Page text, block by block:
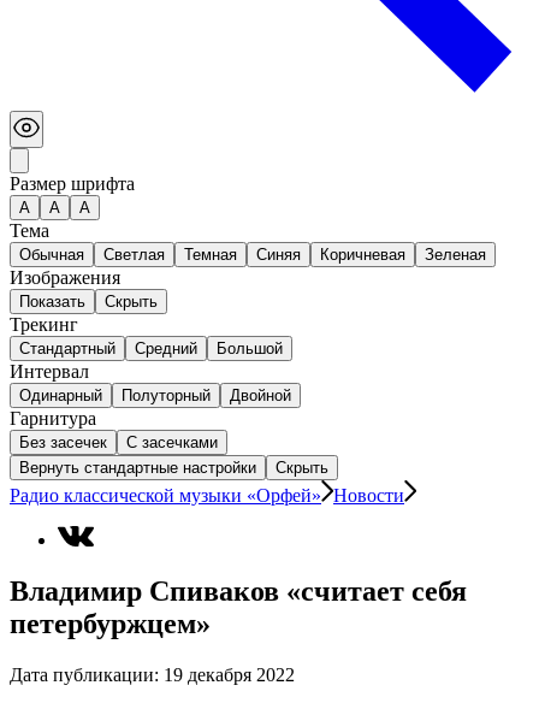
Размер шрифта
А A A
Тема
Обычная Светлая Темная Синяя Коричневая Зеленая
Изображения
Показать Скрыть
Трекинг
Стандартный Средний Большой
Интервал
Одинарный Полуторный Двойной
Гарнитура
Без засечек
С засечками
Вернуть стандартные настройки
Скрыть
Радио классической музыки «Орфей» Новости
Владимир Спиваков «считает себя
петербуржцем»
Дата публикации: 19 декабря 2022